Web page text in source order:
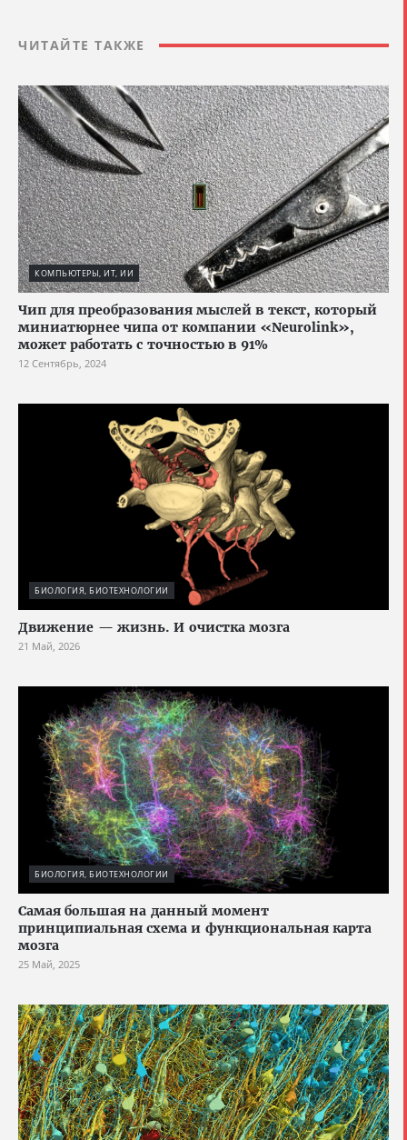
ЧИТАЙТЕ ТАКЖЕ
КОМПЬЮТЕРЫ, ИТ, ИИ
Чип для преобразования мыслей в текст, который
миниатюрнее чипа от компании «Neurolink»,
может работать с точностью в 91%
12 Сентябрь, 2024
БИОЛОГИЯ, БИОТЕХНОЛОГИИ
Движение — жизнь. И очистка мозга
21 Май, 2026
БИОЛОГИЯ, БИОТЕХНОЛОГИИ
Cамая большая на данный момент
принципиальная схема и функциональная карта
мозга
25 Май, 2025